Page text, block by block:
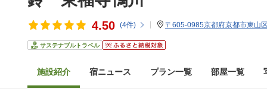
4.50 (4件) 〒605-0985京都府京都市東山
サステナブルトラベル
施設紹介 宿ニュース プラン一覧 部屋一覧